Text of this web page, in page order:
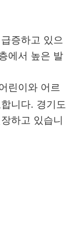
증하고 있으
에서 높은 발
린이와 어르
니다. 경기도
하고 있습니